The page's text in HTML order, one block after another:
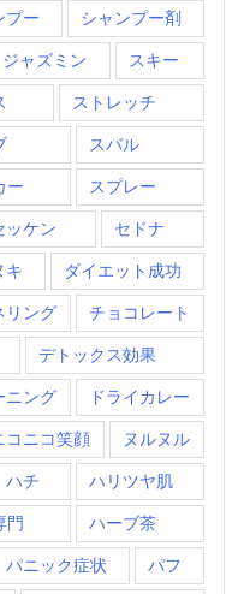
プー シャンプー剤
ジャズミン スキー
ストレッチ
スバル
ー スプレー
ッケン セドナ
キ ダイエット成功
リング チョコレート
デトックス効果
ニング ドライカレー
コニコ笑顔 ヌルヌル
ハチ ハリツヤ肌
門 ハーブ茶
パニック症状 パフ